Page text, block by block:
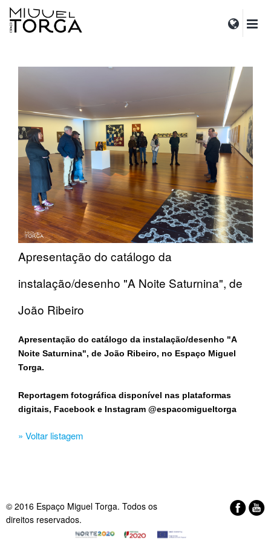
Apresentação do catálogo da
instalação/desenho "A Noite Saturnina", de
João Ribeiro
Apresentação do catálogo da instalação/desenho "A
Noite Saturnina", de João Ribeiro, no Espaço Miguel
Torga.
Reportagem fotográfica disponível nas plataformas
digitais, Facebook e Instagram @espacomigueltorga
» Voltar listagem
© 2016 Espaço Miguel Torga. Todos os
direitos reservados.